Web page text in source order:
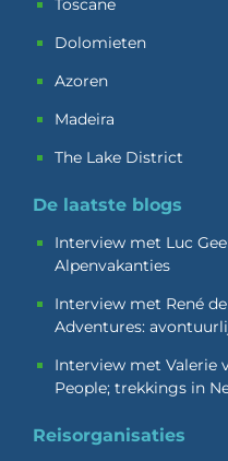
Toscane
Dolomieten
Azoren
Madeira
The Lake District
De laatste blogs
Interview met Luc
Alpenvakanties
Interview met René
Adventures:
Interview met Valerie
People; trekkings in
Reisorganisaties